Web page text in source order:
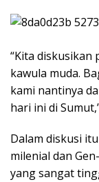
“Kita
kawula muda.
kami nantinya
hari ini di
Dalam diskusi
milenial dan
yang sangat